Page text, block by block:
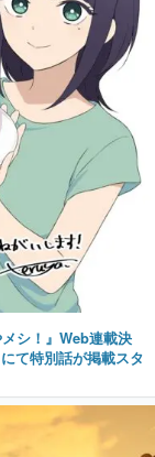
シ！』Web連載決
て特別話が掲載スタ